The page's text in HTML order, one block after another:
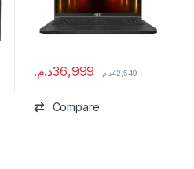
36,999د.م. 42,549د.م.
Compare